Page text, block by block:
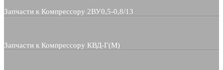
Запчасти к Компрессору 2ВУ0,5-0,8/13
Запчасти к Компрессору КВД-Г(М)